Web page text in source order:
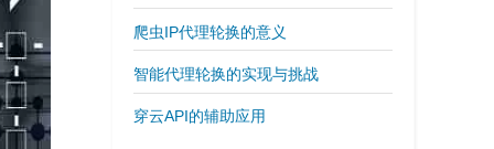
爬虫IP代理轮换的意义
智能代理轮换的实现与挑战
穿云API的辅助应用